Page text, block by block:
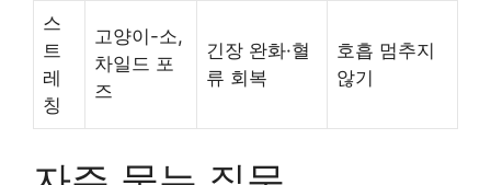
스
트
레
칭
고양이-소,
차일드 포
즈
긴장 완화·혈
류 회복
호흡 멈추지
않기